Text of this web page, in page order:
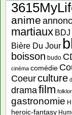
anime
martiaux BDJ
Bière Du Jour
boisson budo
cinéma comédie
Coeurculture
dramafilm
gastronomie
heroic-fantasy